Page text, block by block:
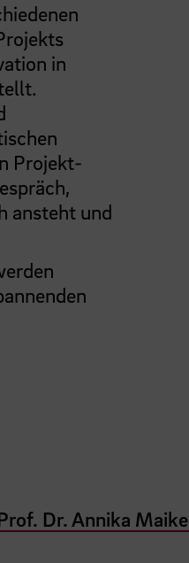
in
Projekt-
ansteht und
Dr. Annika